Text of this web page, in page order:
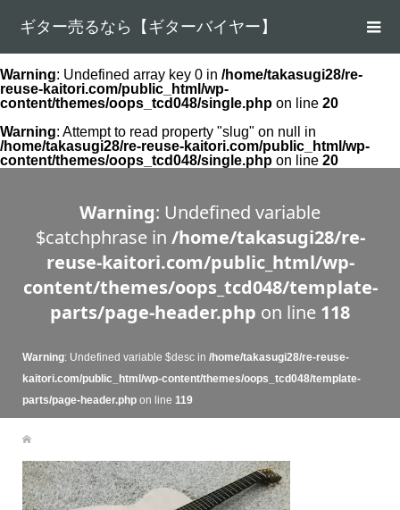
ギター売るなら【ギターバイヤー】
Warning: Undefined array key 0 in /home/takasugi28/re-
reuse-kaitori.com/public_html/wp-
content/themes/oops_tcd048/single.php on line 20
Warning: Attempt to read property "slug" on null in
/home/takasugi28/re-reuse-kaitori.com/public_html/wp-
content/themes/oops_tcd048/single.php on line 20
Warning: Undefined variable
$catchphrase in /home/takasugi28/re-
reuse-kaitori.com/public_html/wp-
content/themes/oops_tcd048/template-
parts/page-header.php on line 118
Warning: Undefined variable $desc in /home/takasugi28/re-reuse-
kaitori.com/public_html/wp-content/themes/oops_tcd048/template-
parts/page-header.phpon line 119